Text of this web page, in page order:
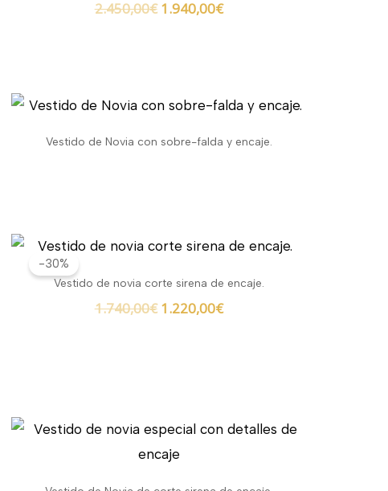
2.450,00€ 2.450,00€.
1.940,00€1.940,00€.
Vestido de Novia con sobre-falda y encaje.
-30%
Vestido de novia corte sirena de encaje.
1.740,00€
El
original
1.740,00€.
1.220,00€
El
actual
1.220,00€.